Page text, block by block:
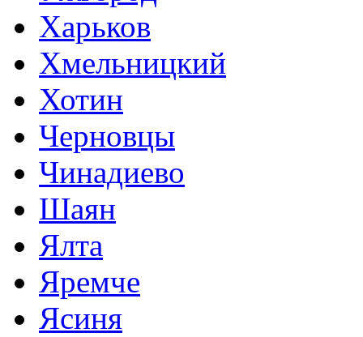
Харьков
Хмельницкий
Хотин
Черновцы
Чинадиево
Шаян
Ялта
Яремче
Ясиня